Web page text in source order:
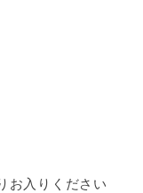
お入りください